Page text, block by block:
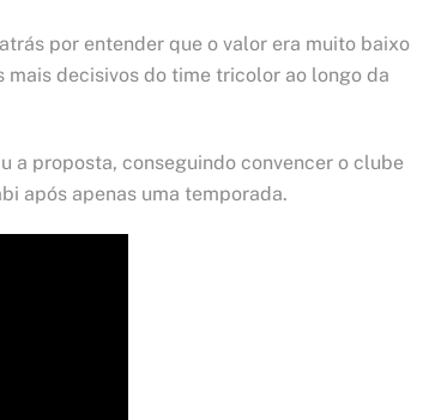
por entender que o valor era muito baixo
decisivos do time tricolor ao longo da
a proposta, conseguindo convencer o clube
após apenas uma temporada.